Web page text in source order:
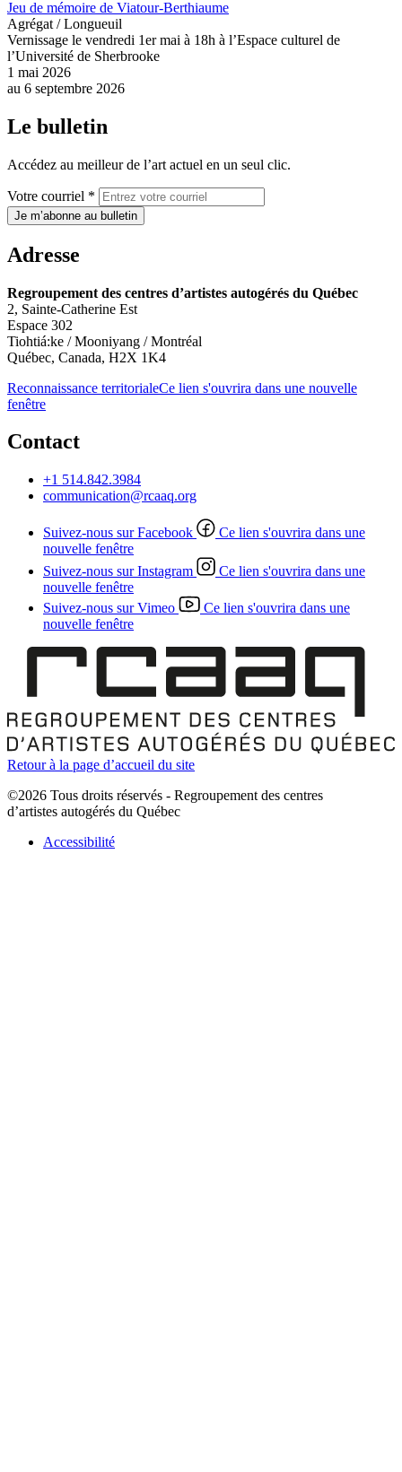
Jeu de mémoire de Viatour-Berthiaume
Agrégat / Longueuil
Vernissage le vendredi 1er mai à 18h à l’Espace culturel de
l’Université de Sherbrooke
1 mai 2026
au 6 septembre 2026
Le bulletin
Accédez au meilleur de l’art actuel en un seul clic.
Votre courriel *
Je m’abonne au bulletin
Adresse
Regroupement des centres d’artistes autogérés du Québec
2, Sainte-Catherine Est
Espace 302
Tiohtiá:ke / Mooniyang / Montréal
Québec, Canada, H2X 1K4
Reconnaissance territorialeCe lien s'ouvrira dans une nouvelle
fenêtre
Contact
+1 514.842.3984
communication@rcaaq.org
Suivez-nous sur Facebook
Ce lien s'ouvrira dans une
nouvelle fenêtre
Suivez-nous sur Instagram
Ce lien s'ouvrira dans une
nouvelle fenêtre
Suivez-nous sur Vimeo
Ce lien s'ouvrira dans une
nouvelle fenêtre
Retour à la page d’accueil du site
©2026 Tous droits réservés - Regroupement des centres
d’artistes autogérés du Québec
Accessibilité